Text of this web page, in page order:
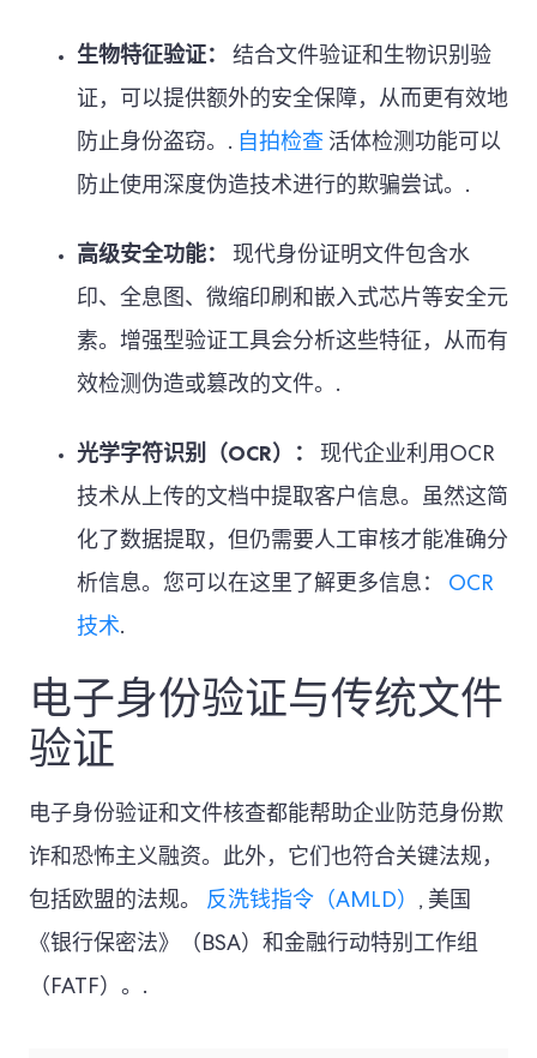
生物特征验证：
结合文件验证和生物识别验
证，可以提供额外的安全保障，从而更有效地
防止身份盗窃。. 自拍检查 活体检测功能可以
防止使用深度伪造技术进行的欺骗尝试。.
高级安全功能：
现代身份证明文件包含水
印、全息图、微缩印刷和嵌入式芯片等安全元
素。增强型验证工具会分析这些特征，从而有
效检测伪造或篡改的文件。.
光学字符识别（OCR）：
现代企业利用OCR
技术从上传的文档中提取客户信息。虽然这简
化了数据提取，但仍需要人工审核才能准确分
析信息。您可以在这里了解更多信息： OCR
技术.
电子身份验证与传统文件
验证
电子身份验证和文件核查都能帮助企业防范身份欺
诈和恐怖主义融资。此外，它们也符合关键法规，
包括欧盟的法规。 反洗钱指令（AMLD） , 美国
《银行保密法》（BSA）和金融行动特别工作组
（FATF）。.